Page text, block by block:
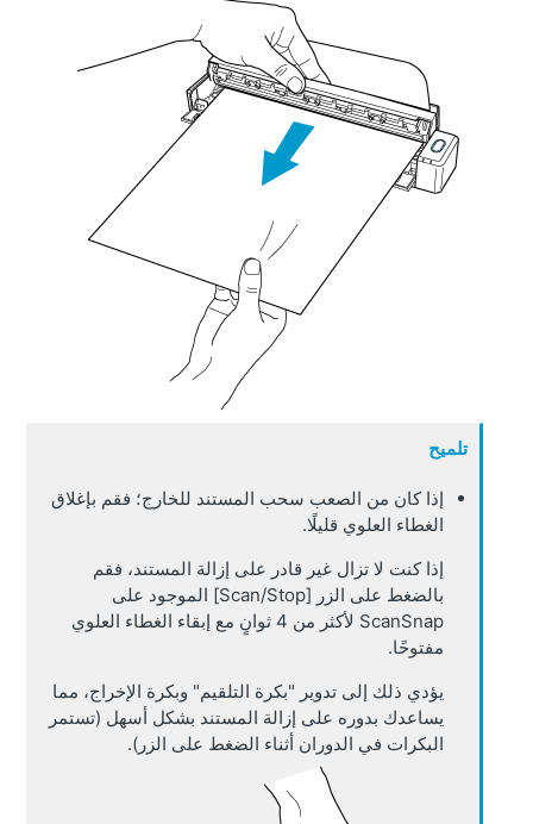
تلميح
إذا كان من الصعب سحب المستند للخارج؛ فقم بإغلاق
الغطاء العلوي قليلًا.
إذا كنت لا تزال غير قادر على إزالة المستند، فقم
بالضغط على الزر [Scan/Stop] الموجود على
ScanSnap لأكثر من 4 ثوانٍ مع إبقاء الغطاء العلوي
مفتوحًا.
يؤدي ذلك إلى تدوير "بكرة التلقيم" وبكرة الإخراج، مما
يساعدك بدوره على إزالة المستند بشكل أسهل (تستمر
البكرات في الدوران أثناء الضغط على الزر).